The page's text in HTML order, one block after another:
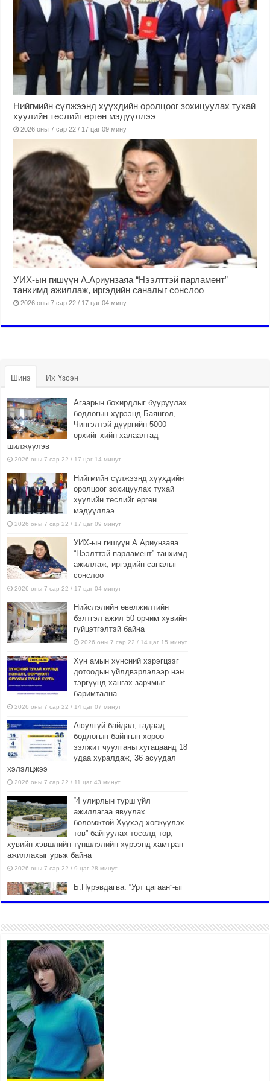
Нийгмийн сүлжээнд хүүхдийн оролцоог зохицуулах тухай
хуулийн төслийг өргөн мэдүүллээ
2026 оны 7 сар 22 / 17 цаг 09 минут
УИХ-ын гишүүн А.Ариунзаяа “Нээлттэй парламент”
танхимд ажиллаж, иргэдийн саналыг сонслоо
2026 оны 7 сар 22 / 17 цаг 04 минут
Шинэ Их Үзсэн
Агаарын бохирдлыг бууруулах
бодлогын хүрээнд Баянгол,
Чингэлтэй дүүргийн 5000
өрхийг хийн халаалтад
шилжүүлэв
2026 оны 7 сар 22 / 17 цаг 14 минут
Нийгмийн сүлжээнд хүүхдийн
оролцоог зохицуулах тухай
хуулийн төслийг өргөн
мэдүүллээ
2026 оны 7 сар 22 / 17 цаг 09 минут
УИХ-ын гишүүн А.Ариунзаяа
“Нээлттэй парламент” танхимд
ажиллаж, иргэдийн саналыг
сонслоо
2026 оны 7 сар 22 / 17 цаг 04 минут
Нийслэлийн өвөлжилтийн
бэлтгэл ажил 50 орчим хувийн
гүйцэтгэлтэй байна
2026 оны 7 сар 22 / 14 цаг 15 минут
Хүн амын хүнсний хэрэгцээг
дотоодын үйлдвэрлэлээр нэн
тэргүүнд хангах зарчмыг
баримтална
2026 оны 7 сар 22 / 14 цаг 07 минут
Аюулгүй байдал, гадаад
бодлогын байнгын хороо
ээлжит чуулганы хугацаанд 18
удаа хуралдаж, 36 асуудал
хэлэлцжээ
2026 оны 7 сар 22 / 11 цаг 43 минут
“4 улирлын турш үйл
ажиллагаа явуулах
боломжтой-Хүүхэд хөгжүүлэх
төв” байгуулах төсөлд төр,
хувийн хэвшлийн түншлэлийн хүрээнд хамтран
ажиллахыг урьж байна
2026 оны 7 сар 22 / 9 цаг 28 минут
Б.Пүрэвдагва: “Урт цагаан”-ыг
2026 оны 7 сар 21 / 16 цаг 47 минут
Тусгай замын автобус /BRT/
төслийн удирдах хорооны
ээлжит хуралдаан боллоо
2026 оны 7 сар 21 / 16 цаг 43 минут
Ерөнхий сайд Н.Учрал БНХАУ-
аас Монгол Улсад суугаа
Элчин сайд Шэнь
Миньжюанийг хүлээн авч
уулзав
2026 оны 7 сар 21 / 16 цаг 39 минут